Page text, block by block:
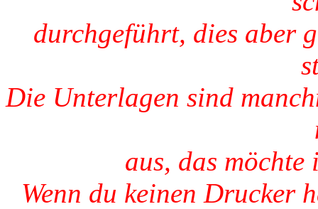
durchgeführt, dies aber
Die Unterlagen sind
aus, das
Wenn du keinen Drucker